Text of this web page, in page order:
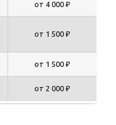
от 4 000 ₽
от 1 500 ₽
от 1 500 ₽
от 2 000 ₽